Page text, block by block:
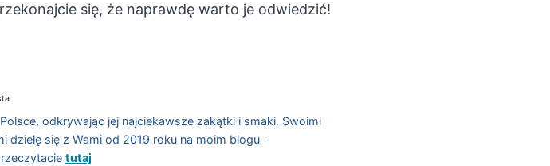
się, że naprawdę warto je odwiedzić!
odkrywając jej najciekawsze zakątki i smaki. Swoimi
dzielę się z Wami od 2019 roku na moim blogu –
tutaj